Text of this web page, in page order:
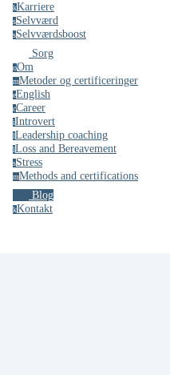
kKarriere
sSelvværd
sSelvværdsboost
Sorg
oOm
mMetoder og certificeringer
eEnglish
cCareer
iIntrovert
lLeadership coaching
lLoss and Bereavement
sStress
mMethods and certifications
Blog
kKontakt